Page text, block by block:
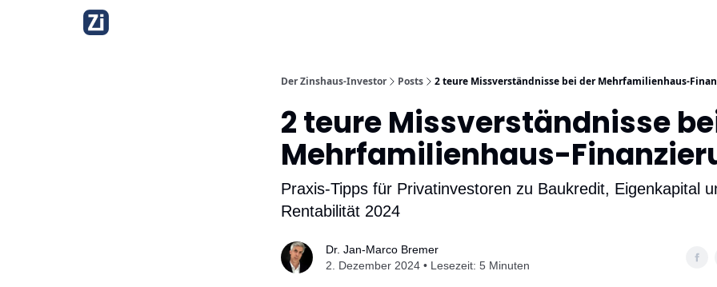
Der Zinshaus-Investor Posts 2 teure Missverständnisse bei der Mehrfamilienhaus-
2 teure Missverständnisse
Mehrfamilienhaus-
Praxis-Tipps für Privatinvestoren zu Baukredit, Eigenkapital
Rentabilität 2024
Dr. Jan-Marco Bremer
2. Dezember 2024 • Lesezeit: 5 Minuten